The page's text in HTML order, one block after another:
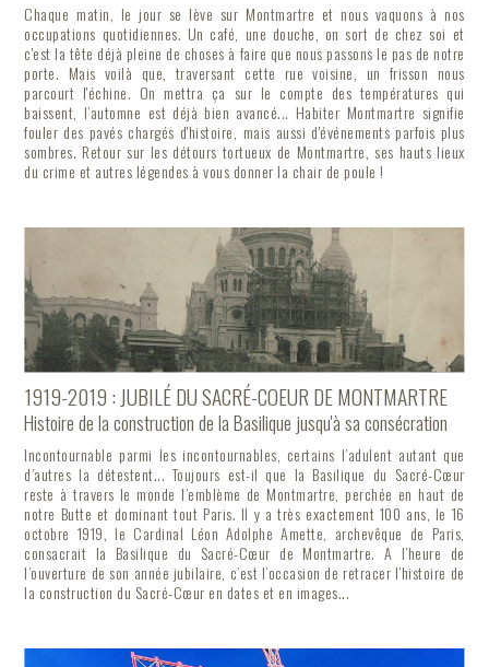
Chaque matin, le jour se lève sur Montmartre et nous vaquons à nos
occupations quotidiennes. Un café, une douche, on sort de chez soi et
c'est la tête déjà pleine de choses à faire que nous passons le pas de notre
porte. Mais voilà que, traversant cette rue voisine, un frisson nous
parcourt l'échine. On mettra ça sur le compte des températures qui
baissent, l’automne est déjà bien avancé... Habiter Montmartre signifie
fouler des pavés chargés d'histoire, mais aussi d'événements parfois plus
sombres. Retour sur les détours tortueux de Montmartre, ses hauts lieux
du crime et autres légendes à vous donner la chair de poule !
1919-2019 : JUBILÉ DU SACRÉ-COEUR DE MONTMARTRE
Histoire de la construction de la Basilique jusqu'à sa consécration
Incontournable parmi les incontournables, certains l’adulent autant que
d’autres la détestent... Toujours est-il que la Basilique du Sacré-Cœur
reste à travers le monde l’emblème de Montmartre, perchée en haut de
notre Butte et dominant tout Paris. Il y a très exactement 100 ans, le 16
octobre 1919, le Cardinal Léon Adolphe Amette, archevêque de Paris,
consacrait la Basilique du Sacré-Cœur de Montmartre. A l’heure de
l’ouverture de son année jubilaire, c’est l’occasion de retracer l’histoire de
la construction du Sacré-Cœur en dates et en images...